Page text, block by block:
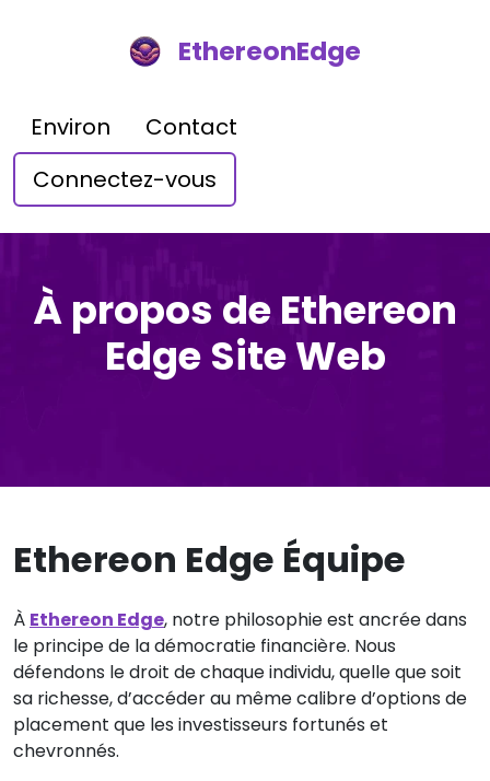
EthereonEdge
Environ
Contact
Connectez-vous
À propos de Ethereon
Edge Site Web
Ethereon Edge Équipe
À Ethereon Edge, notre philosophie est ancrée dans
le principe de la démocratie financière. Nous
défendons le droit de chaque individu, quelle que soit
sa richesse, d’accéder au même calibre d’options de
placement que les investisseurs fortunés et
chevronnés.